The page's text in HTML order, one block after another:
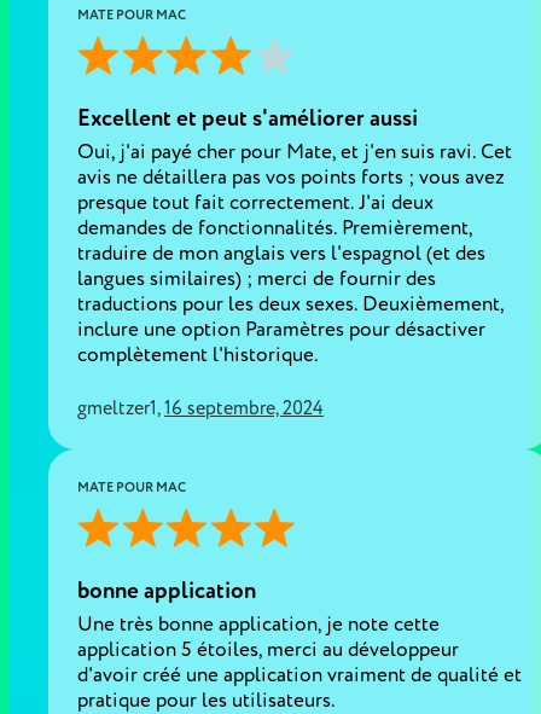
MATE POUR MAC
Excellent et peut s'améliorer aussi
Oui, j'ai payé cher pour Mate, et j'en suis ravi. Cet
avis ne détaillera pas vos points forts ; vous avez
presque tout fait correctement. J'ai deux
demandes de fonctionnalités. Premièrement,
traduire de mon anglais vers l'espagnol (et des
langues similaires) ; merci de fournir des
traductions pour les deux sexes. Deuxièmement,
inclure une option Paramètres pour désactiver
complètement l'historique.
gmeltzer1, 16 septembre, 2024
MATE POUR MAC
bonne application
Une très bonne application, je note cette
application 5 étoiles, merci au développeur
d'avoir créé une application vraiment de qualité et
pratique pour les utilisateurs.